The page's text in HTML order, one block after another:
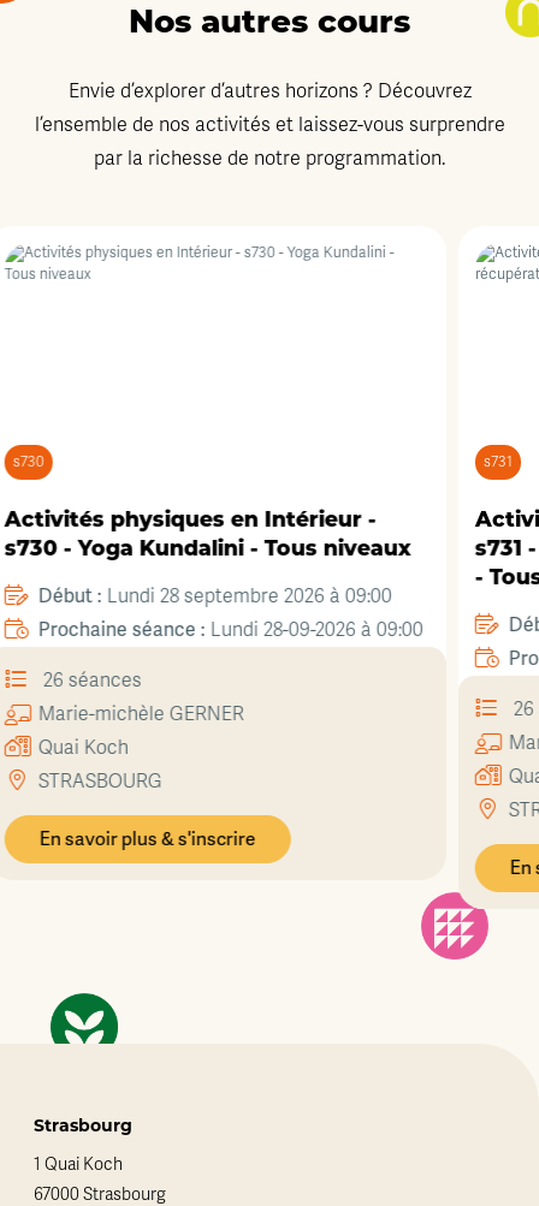
Nos autres cours
Envie d’explorer d’autres horizons ? Découvrez
l’ensemble de nos activités et laissez-vous surprendre
par la richesse de notre programmation.
-
09:00
à 09:00
Activités physiques en Intérieur -
s731 - Yoga, postures de
Début :Lundi 28 septembre 2026 à 14:00
Lundi 28-09-2026 à
26 séances
STRASBOURG
En savoir plus & s'inscrire
Strasbourg
1 Quai Koch
67000 Strasbourg